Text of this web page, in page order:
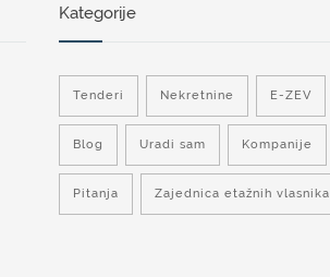
Kategorije
Tenderi Nekretnine E-ZEV
Blog Uradi sam Kompanije
Pitanja Zajednica etažnih vlasnika